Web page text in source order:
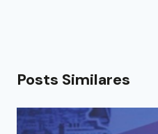
Posts Similares